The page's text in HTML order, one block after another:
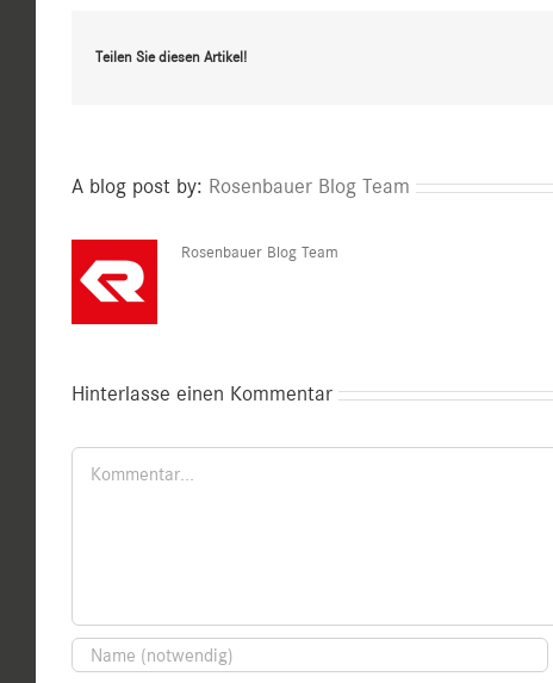
Teilen Sie diesen Artikel!
A blog post by: Rosenbauer Blog Team
Rosenbauer Blog Team
Hinterlasse einen Kommentar
Kommentar